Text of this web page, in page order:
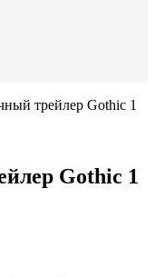
трейлер Gothic 1
Gothic 1